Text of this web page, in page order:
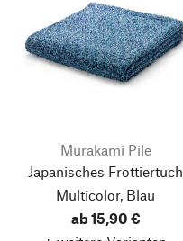
Murakami Pile
Japanisches Frottiertuch
Multicolor, Blau
ab 15,90 €